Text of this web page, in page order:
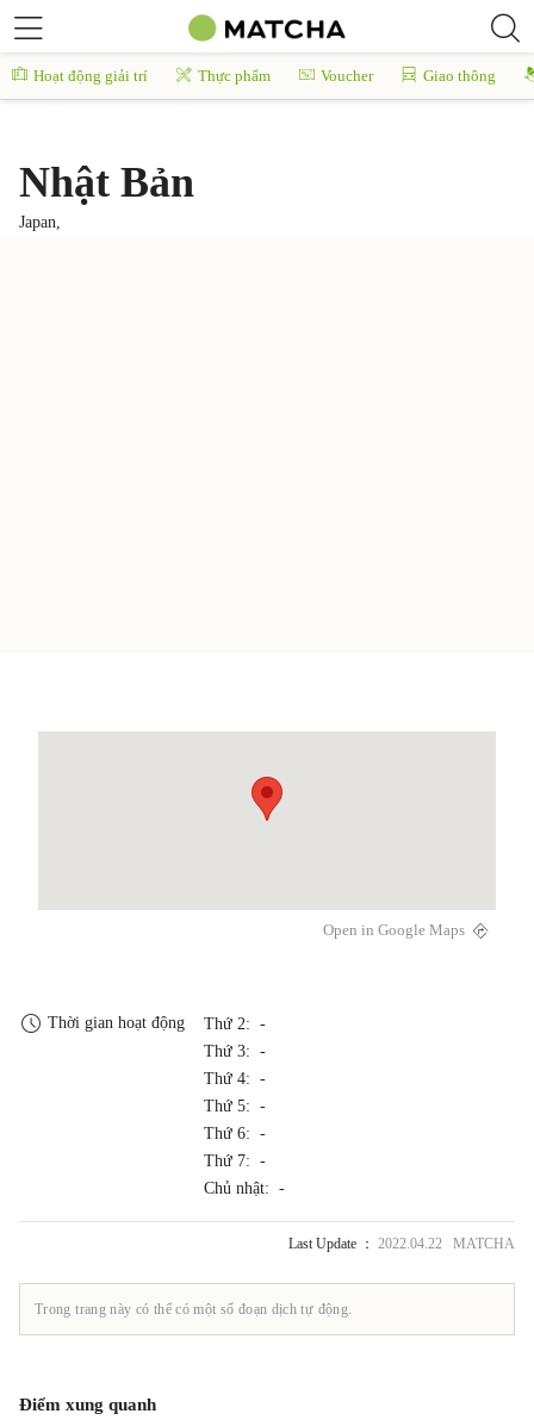
Hoạt động giải trí Thực phẩm Voucher Giao thông
Nhật Bản
Japan,
Open in Google Maps
Thời gian hoạt động
Thứ 2: -
Thứ 3: -
Thứ 4: -
Thứ 5: -
Thứ 6: -
Thứ 7: -
Chủ nhật: -
Last Update ： 2022.04.22 MATCHA
Trong trang này có thể có một số đoạn dịch tự động.
Điểm xung quanh